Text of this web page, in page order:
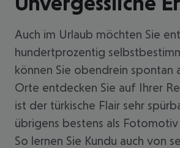
Auch im Urlaub möchten Sie
hundertprozentig
können Sie obendrein spontan
Orte entdecken Sie auf Ihrer
ist der türkische Flair sehr
übrigens bestens als
So lernen Sie Kundu auch von